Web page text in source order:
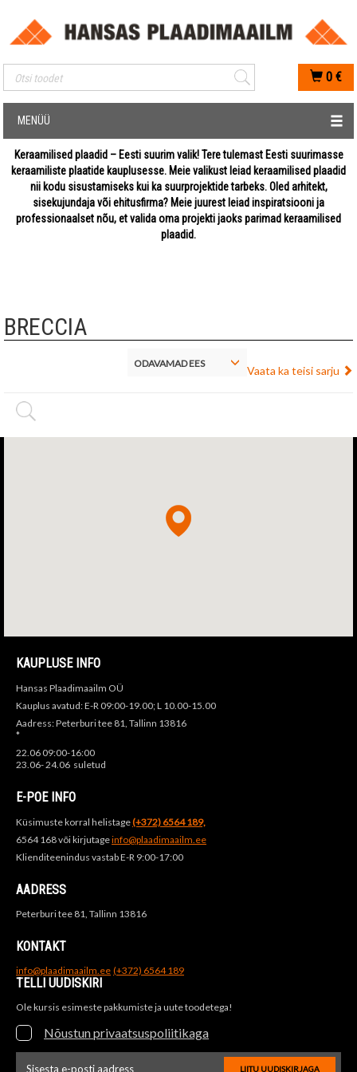
Mobiilis otsimise sisestus
0 €
MENÜÜ
Keraamilised plaadid – Eesti suurim valik! Tere tulemast Eesti suurimasse
keraamiliste plaatide kauplusesse. Meie valikust leiad keraamilised plaadid
nii kodu sisustamiseks kui ka suurprojektide tarbeks. Oled arhitekt,
sisekujundaja või ehitusfirma? Meie juurest leiad inspiratsiooni ja
professionaalset nõu, et valida oma projekti jaoks parimad keraamilised
plaadid.
BRECCIA
Vaata ka teisi sarju
ODAVAMAD EES
KAUPLUSE INFO
Hansas Plaadimaailm OÜ
Kauplus avatud: E-R 09:00-19.00; L 10.00-15.00
Aadress: Peterburi tee 81, Tallinn 13816
*
22.06 09:00-16:00
23.06- 24.06 suletud
E-POE INFO
Küsimuste korral helistage(+372) 6564 189,
6564 168 või kirjutageinfo@plaadimaailm.ee
Klienditeenindus vastab E-R 9:00-17:00
AADRESS
Peterburi tee 81, Tallinn 13816
KONTAKT
info@plaadimaailm.ee (+372) 6564 189
TELLI UUDISKIRI
Ole kursis esimeste pakkumiste ja uute toodetega!
Nõustun privaatsuspoliitikaga
LIITU UUDISKIRJAGA